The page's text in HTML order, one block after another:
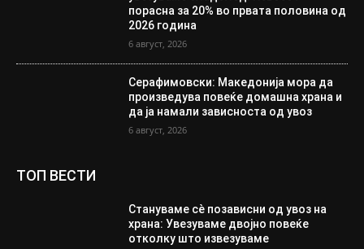
порасна за 20% во првата половина од
2026 година
6 август, 2026
Серафимовски: Македонија мора да
произведува повеќе домашна храна и
да ја намали зависноста од увоз
6 август, 2026
ТОП ВЕСТИ
Стануваме сè позависни од увоз на
храна: Увезуваме двојно повеќе
отколку што извезуваме